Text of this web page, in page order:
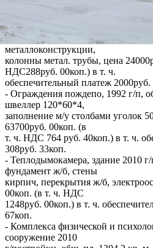
фундамент свайный
жб монолитный, стены, кровля
металлоконструкции,
колонны метал. трубы, цена
НДС288руб. 00коп.) в т. ч.
обеспечительный платеж 2000руб.
- Ограждения пождепо, 1992 г/п,
швеллер 120*60*4,
заполнение м/у столбами уголок
63700руб. 00коп. (в
т. ч. НДС 764 руб. 40коп.) в т. ч.
308руб. 33коп.
- Теплодымокамера, здание 2010
фундамент ж/б, стены
кирпич, перекрытия ж/б,
00коп. (в т. ч. НДС
1248руб. 00коп.) в т. ч.
67коп.
- Комплекса физической и
сооружение 2010